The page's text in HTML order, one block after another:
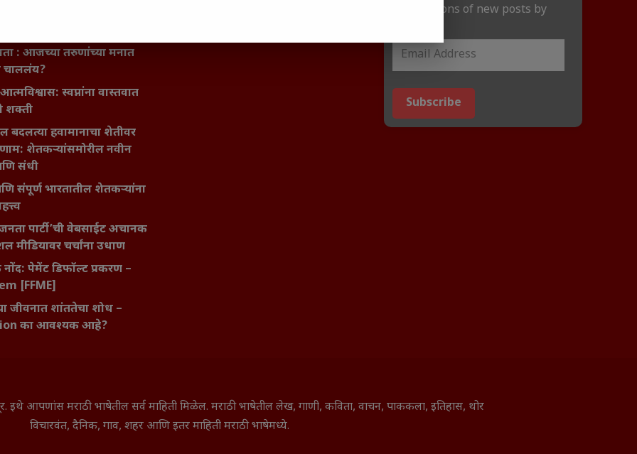
साक्षीदार
: आजच्या तरुणांच्या मनात
स्वप्नांना वास्तवात
शक्ती
बदलत्या हवामानाचा शेतीवर
शेतकऱ्यांसमोरील नवीन
संधी
संपूर्ण भारतातील शेतकऱ्यांना
पार्टी’ची वेबसाईट अचानक
मीडियावर चर्चांना उधाण
नोंद: पेमेंट डिफॉल्ट प्रकरण –
[FFME]
जीवनात शांततेचा शोध –
का आवश्यक आहे?
notifications of new posts by
Subscribe
सूर. इथे आपणांस मराठी भाषेतील सर्व माहिती मिळेल. मराठी भाषेतील लेख, गाणी, कविता, वाचन, पाककला, इतिहास, थोर
विचारवंत, दैनिक, गाव, शहर आणि इतर माहिती मराठी भाषेमध्ये.